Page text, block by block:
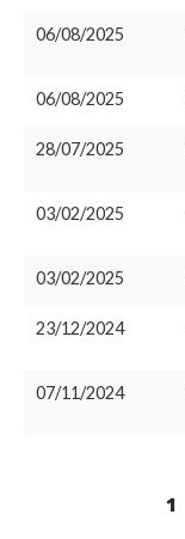
06/08/2025
06/08/2025
28/07/2025
03/02/2025
03/02/2025
23/12/2024
07/11/2024
1